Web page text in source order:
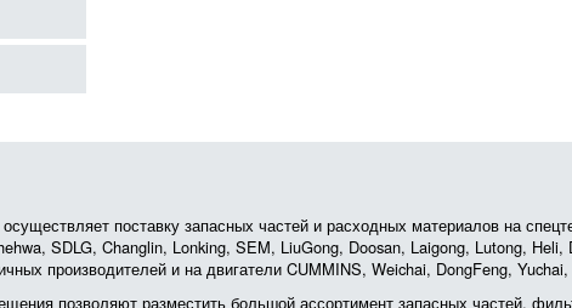
поставку запасных частей и расходных материалов на
SDLG, Changlin, Lonking, SEM, LiuGong, Doosan, Laigong, Lutong,
производителей и на двигатели CUMMINS, Weichai, DongFeng,
позволяют разместить большой ассортимент запасных частей,